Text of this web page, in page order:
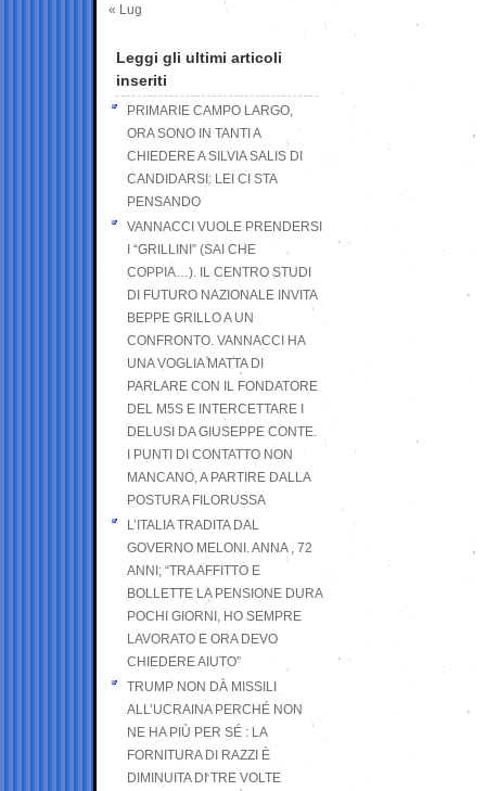
« Lug
Leggi gli ultimi articoli
inseriti
PRIMARIE CAMPO LARGO,
ORA SONO IN TANTI A
CHIEDERE A SILVIA SALIS DI
CANDIDARSI: LEI CI STA
PENSANDO
VANNACCI VUOLE PRENDERSI
I “GRILLINI” (SAI CHE
COPPIA…). IL CENTRO STUDI
DI FUTURO NAZIONALE INVITA
BEPPE GRILLO A UN
CONFRONTO. VANNACCI HA
UNA VOGLIA MATTA DI
PARLARE CON IL FONDATORE
DEL M5S E INTERCETTARE I
DELUSI DA GIUSEPPE CONTE.
I PUNTI DI CONTATTO NON
MANCANO, A PARTIRE DALLA
POSTURA FILORUSSA
L’ITALIA TRADITA DAL
GOVERNO MELONI. ANNA , 72
ANNI; “TRA AFFITTO E
BOLLETTE LA PENSIONE DURA
POCHI GIORNI, HO SEMPRE
LAVORATO E ORA DEVO
CHIEDERE AIUTO”
TRUMP NON DÀ MISSILI
ALL’UCRAINA PERCHÉ NON
NE HA PIÙ PER SÉ : LA
FORNITURA DI RAZZI È
DIMINUITA DI TRE VOLTE